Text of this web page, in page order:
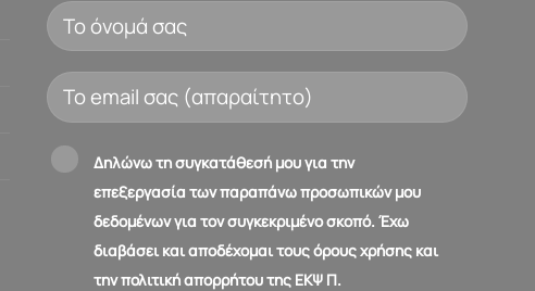
Δηλώνω τη συγκατάθεσή μου για την
επεξεργασία των παραπάνω προσωπικών μου
δεδομένων για τον συγκεκριμένο σκοπό. Έχω
διαβάσει και αποδέχομαι τους όρους χρήσης και
την πολιτική απορρήτου της ΕΚΨ Π.